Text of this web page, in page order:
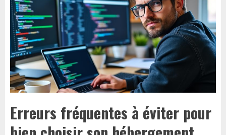
Erreurs fréquentes à éviter pour